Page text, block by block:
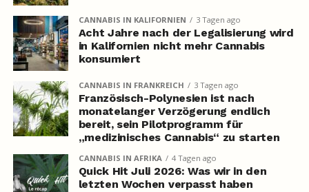
CANNABIS IN KALIFORNIEN 3 Tagen ago
Acht Jahre nach der Legalisierung wird
in Kalifornien nicht mehr Cannabis
konsumiert
CANNABIS IN FRANKREICH 3 Tagen ago
Französisch-Polynesien ist nach
monatelanger Verzögerung endlich
bereit, sein Pilotprogramm für
„medizinisches Cannabis“ zu starten
CANNABIS IN AFRIKA 4 Tagen ago
Quick Hit Juli 2026: Was wir in den
letzten Wochen verpasst haben